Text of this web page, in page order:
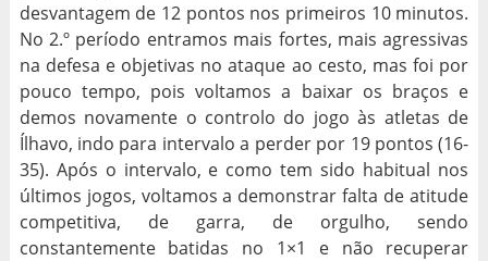
desvantagem de 12 pontos nos primeiros 10 minutos.
No 2.º período entramos mais fortes, mais agressivas
na defesa e objetivas no ataque ao cesto, mas foi por
pouco tempo, pois voltamos a baixar os braços e
demos novamente o controlo do jogo às atletas de
Ílhavo, indo para intervalo a perder por 19 pontos (16-
35). Após o intervalo, e como tem sido habitual nos
últimos jogos, voltamos a demonstrar falta de atitude
competitiva, de garra, de orgulho, sendo
constantemente batidas no 1×1 e não recuperar